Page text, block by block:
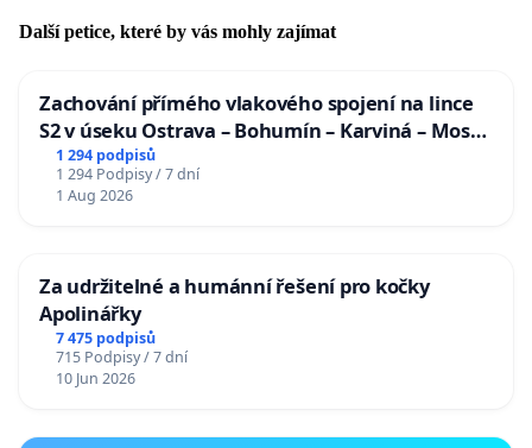
Další petice, které by vás mohly zajímat
Zachování přímého vlakového spojení na lince
S2 v úseku Ostrava – Bohumín – Karviná – Mosty
u Jablunkova
1 294 podpisů
1 294 Podpisy / 7 dní
1 Aug 2026
Za udržitelné a humánní řešení pro kočky
Apolinářky
7 475 podpisů
715 Podpisy / 7 dní
10 Jun 2026